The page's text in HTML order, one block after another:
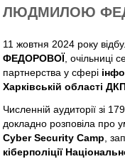
ЛЮДМИЛОЮ
11 жовтня 2024 року
ФЕДОРОВОЇ, очільниці
партнерства у сфері
Харківській області
Численній аудиторії зі
докладно розповіла про
Cyber Security Camp,
кіберполіції